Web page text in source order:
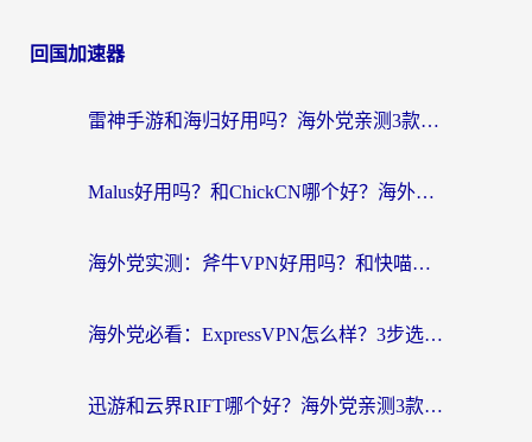
回国加速器
雷神手游和海归好用吗？海外党亲测3款热门回国加速器+番茄加速器深度体验
Malus好用吗？和ChickCN哪个好？海外党亲测：选对回国加速器，追剧游戏不卡顿
海外党实测：斧牛VPN好用吗？和快喵VPN对比哪个回国效果更好？附3款热门加速器深度分析
海外党必看：ExpressVPN怎么样？3步选对回国加速器，无缝刷国内剧玩手游
迅游和云界RIFT哪个好？海外党亲测3款回国加速器，教你无缝刷国内剧玩游戏